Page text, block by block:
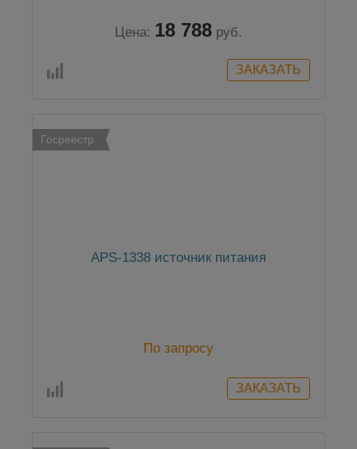
Цена: 18 788 руб.
Госреестр
APS-1338 источник питания
По запросу